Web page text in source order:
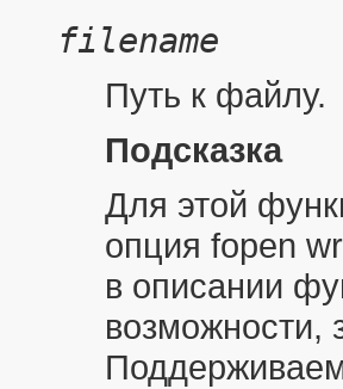
filename
Путь к файлу.
Подсказка
Для этой
опция fopen
в описании
возможности,